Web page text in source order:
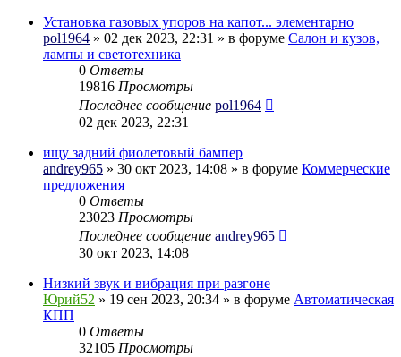
Установка газовых упоров на капот... элементарно
pol1964 » 02 дек 2023, 22:31 » в форуме Салон и кузов,
лампы и светотехника
0 Ответы
19816 Просмотры
Последнее сообщение pol1964
02 дек 2023, 22:31
ищу задний фиолетовый бампер
andrey965 » 30 окт 2023, 14:08 » в форуме Коммерческие
предложения
0 Ответы
23023 Просмотры
Последнее сообщение andrey965
30 окт 2023, 14:08
Низкий звук и вибрация при разгоне
Юрий52 » 19 сен 2023, 20:34 » в форуме Автоматическая
КПП
0 Ответы
32105 Просмотры